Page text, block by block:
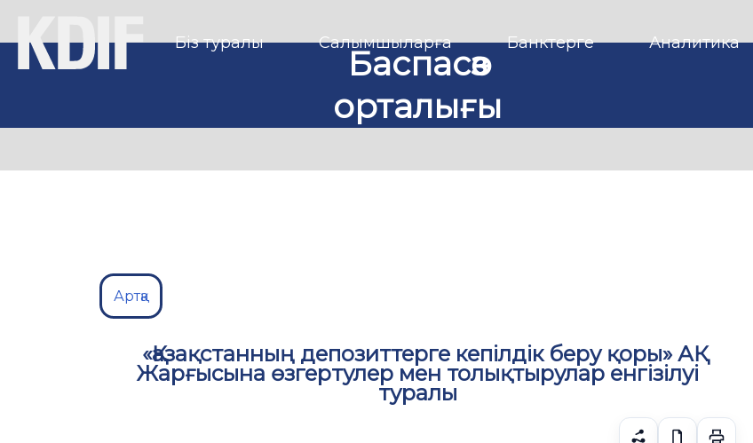
Біз туралы Салымшыларға Банктерге Аналитика
Баспасөз
орталығы
Артқа
«Қазақстанның депозиттерге кепілдік беру қоры» АҚ
Жарғысына өзгертулер мен толықтырулар енгізілуі
туралы